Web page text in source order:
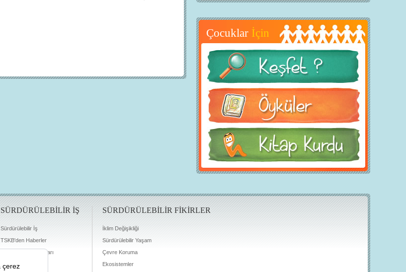
Çocuklar İçin
SÜRDÜRÜLEBİLİR İŞ
Sürdürülebilir İş
TSKB'den Haberler
Finansman Olanakları
SÜRDÜRÜLEBİLİR FİKİRLER
İklim Değişikliği
Sürdürülebilir Yaşam
Çevre Koruma
Ekosistemler